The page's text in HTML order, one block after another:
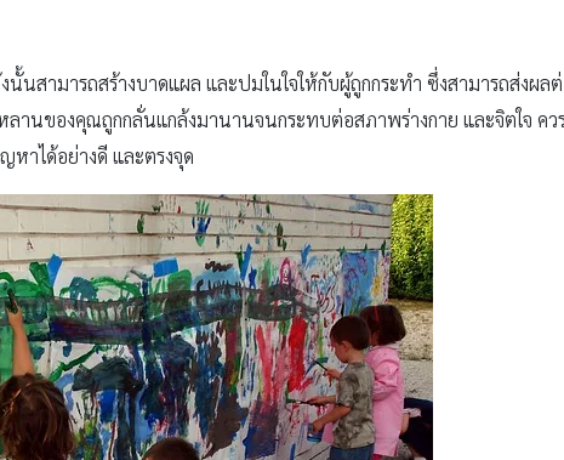
นสามารถสร้างบาดแผล และปมในใจให้กับผู้ถูกกระทำ ซึ่งสามารถส่งผล
านของคุณถูกกลั่นแกล้งมานานจนกระทบต่อสภาพร่างกาย และจิตใจ ค
หาได้อย่างดี และตรงจุด